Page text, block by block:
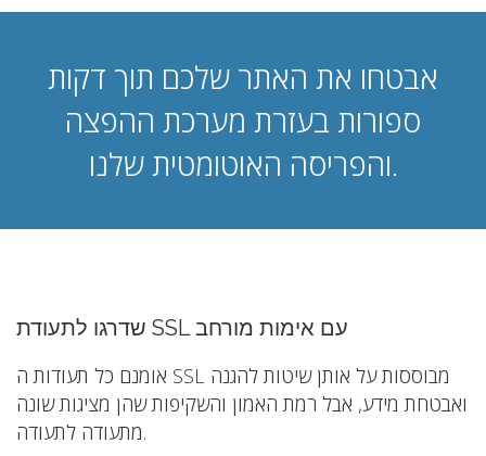
אבטחו את האתר שלכם תוך דקות
ספורות בעזרת מערכת ההפצה
והפריסה האוטומטית שלנו.
שדרגו לתעודת SSL עם אימות מורחב
אומנם כל תעודות ה SSL מבוססות על אותן שיטות להגנה
ואבטחת מידע, אבל רמת האמון והשקיפות שהן מציגות שונה
מתעודה לתעודה.